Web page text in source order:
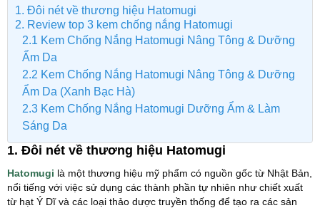
1. Đôi nét về thương hiệu Hatomugi
2. Review top 3 kem chống nắng Hatomugi
2.1 Kem Chống Nắng Hatomugi Nâng Tông & Dưỡng
Ẩm Da
2.2 Kem Chống Nắng Hatomugi Nâng Tông & Dưỡng
Ẩm Da (Xanh Bạc Hà)
2.3 Kem Chống Nắng Hatomugi Dưỡng Ẩm & Làm
Sáng Da
1. Đôi nét về thương hiệu Hatomugi
Hatomugi là một thương hiệu mỹ phẩm có nguồn gốc từ Nhật Bản,
nổi tiếng với việc sử dụng các thành phần tự nhiên như chiết xuất
từ hạt Ý Dĩ và các loại thảo dược truyền thống để tạo ra các sản